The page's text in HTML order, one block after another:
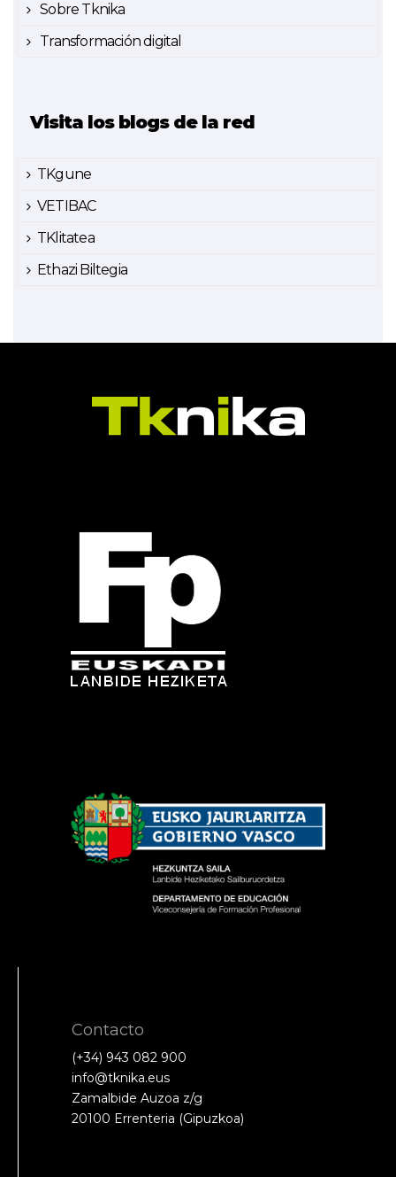
Sobre Tknika
Transformación digital
Visita los blogs de la red
TKgune
VETIBAC
TKlitatea
Ethazi Biltegia
Contacto
(+34) 943 082 900
info@tknika.eus
Zamalbide Auzoa z/g
20100 Errenteria (Gipuzkoa)